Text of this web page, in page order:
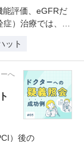
能評価、eGFRだ
症）治療では、…
ット
へ
）後の